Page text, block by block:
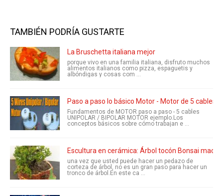
TAMBIÉN PODRÍA GUSTARTE
La Bruschetta italiana mejor
porque vivo en una familia italiana, disfruto muchos
alimentos italianos como pizza, espaguetis y
albóndigas y cosas com ...
Paso a paso lo básico Motor - Motor de 5 cables
Fundamentos de MOTOR paso a paso - 5 cables
UNIPOLAR / BIPOLAR MOTOR ejemplo.Los
conceptos básicos sobre cómo trabajan e ...
Escultura en cerámica: Árbol tocón Bonsai
una vez que usted puede hacer un pedazo de
corteza de árbol, no es un gran paso para hacer un
tronco de árbol.En este ca ...